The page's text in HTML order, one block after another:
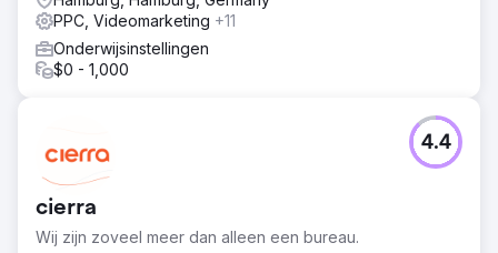
PPC, Videomarketing +11
Onderwijsinstellingen
$0 - 1,000
cierra
Wij zijn zoveel meer dan alleen een bureau.
4.4